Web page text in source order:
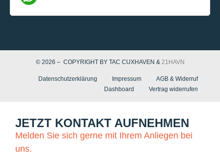
© 2026 – COPYRIGHT BY TAC CUXHAVEN & 21HAVN
Datenschutzerklärung Impressum
AGB & Widerruf
Dashboard
Vertrag widerrufen
JETZT KONTAKT AUFNEHMEN
Melden Sie sich gerne mit Ihrem Anliegen bei
uns.